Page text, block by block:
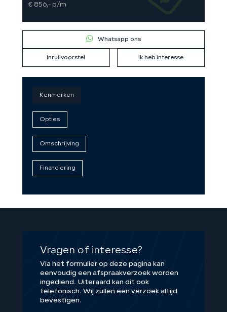
€ 856,- p/m
Whatsapp ons
Inruilvoorstel Ik heb interesse
Kenmerken
Opties
Omschrijving
Financiering
Vragen of interesse?
Via het formulier op deze pagina kan
eenvoudig een afspraakverzoek worden
ingediend. Uiteraard kan dit ook
telefonisch. Wij zullen een verzoek altijd
bevestigen.